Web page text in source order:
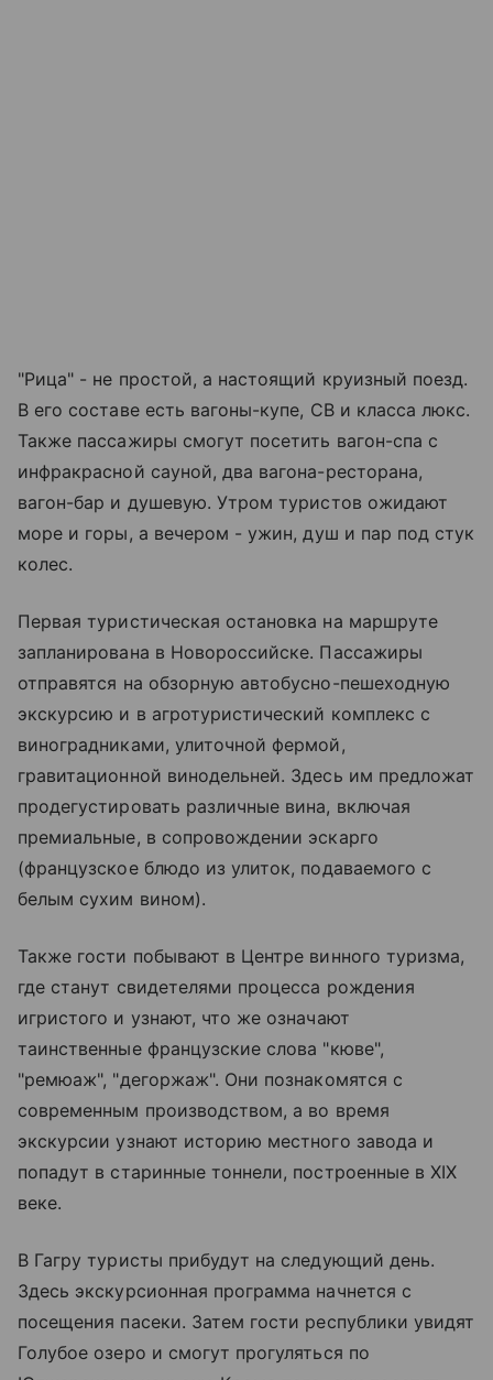
"Рица" - не простой, а настоящий круизный поезд.
В его составе есть вагоны-купе, СВ и класса люкс.
Также пассажиры смогут посетить вагон-спа с
инфракрасной сауной, два вагона-ресторана,
вагон-бар и душевую. Утром туристов ожидают
море и горы, а вечером - ужин, душ и пар под стук
колес.
Первая туристическая остановка на маршруте
запланирована в Новороссийске. Пассажиры
отправятся на обзорную автобусно-пешеходную
экскурсию и в агротуристический комплекс с
виноградниками, улиточной фермой,
гравитационной винодельней. Здесь им предложат
продегустировать различные вина, включая
премиальные, в сопровождении эскарго
(французское блюдо из улиток, подаваемого с
белым сухим вином).
Также гости побывают в Центре винного туризма,
где станут свидетелями процесса рождения
игристого и узнают, что же означают
таинственные французские слова "кюве",
"ремюаж", "дегоржаж". Они познакомятся с
современным производством, а во время
экскурсии узнают историю местного завода и
попадут в старинные тоннели, построенные в XIX
веке.
В Гагру туристы прибудут на следующий день.
Здесь экскурсионная программа начнется с
посещения пасеки. Затем гости республики увидят
Голубое озеро и смогут прогуляться по